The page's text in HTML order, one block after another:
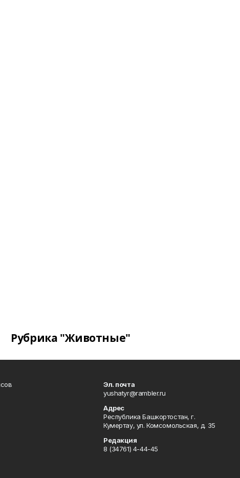
Рубрика "Животные"
Эл. почта
yushatyr@rambler.ru
Адрес
Республика Башкортостан, г.
Кумертау, ул. Комсомольская, д. 35
Редакция
8 (34761) 4-44-45